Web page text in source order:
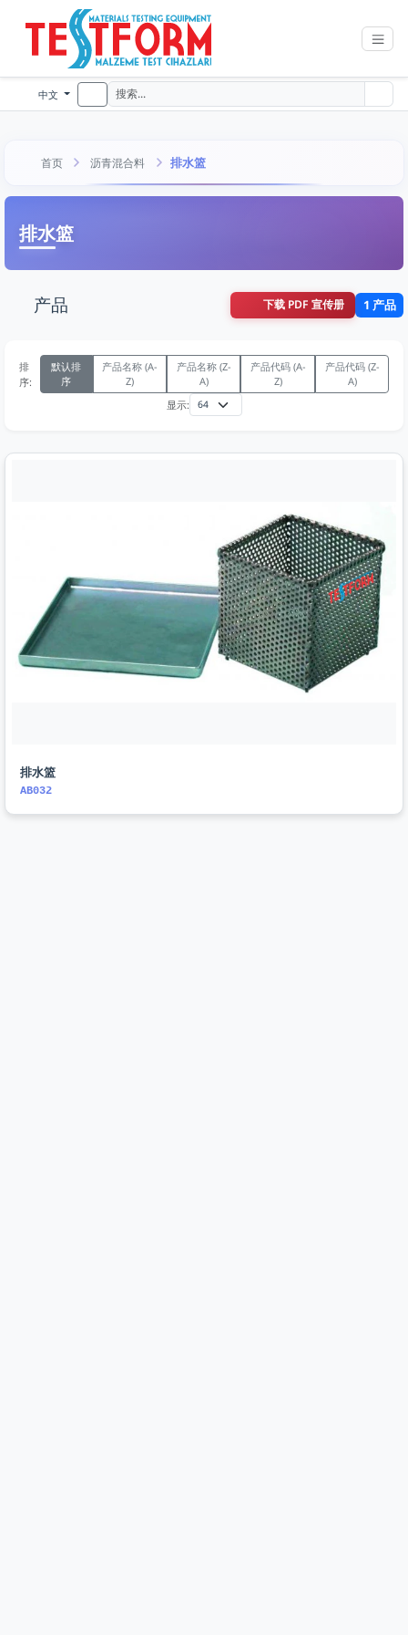
中文
首页 沥青混合料 排水篮
排水篮
产品 下载 PDF 宣传册 1 产品
排
序:
默认排
序
产品名称 (A-
Z)
产品名称 (Z-
A)
产品代码 (A-
Z)
产品代码 (Z-
A)
显示:
排水篮
AB032